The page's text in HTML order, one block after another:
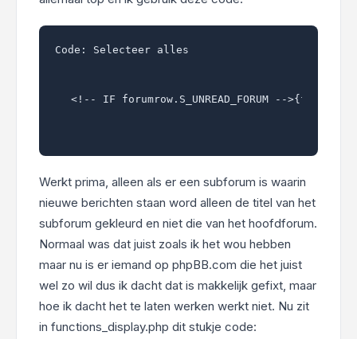
Code: Selecteer alles
<!-- IF forumrow.S_UNREAD_FORUM --
Werkt prima, alleen als er een subforum is waarin
nieuwe berichten staan word alleen de titel van het
subforum gekleurd en niet die van het hoofdforum.
Normaal was dat juist zoals ik het wou hebben
maar nu is er iemand op phpBB.com die het juist
wel zo wil dus ik dacht dat is makkelijk gefixt, maar
hoe ik dacht het te laten werken werkt niet. Nu zit
in functions_display.php dit stukje code: